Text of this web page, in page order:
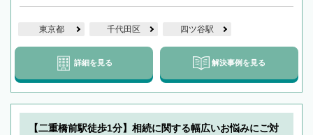
東京都 千代田区 四ツ谷駅
詳細を見る 解決事例を見る
【二重橋前駅徒歩1分】相続に関する幅広いお悩みにご対